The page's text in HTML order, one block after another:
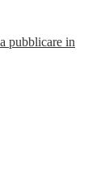
pubblicare in